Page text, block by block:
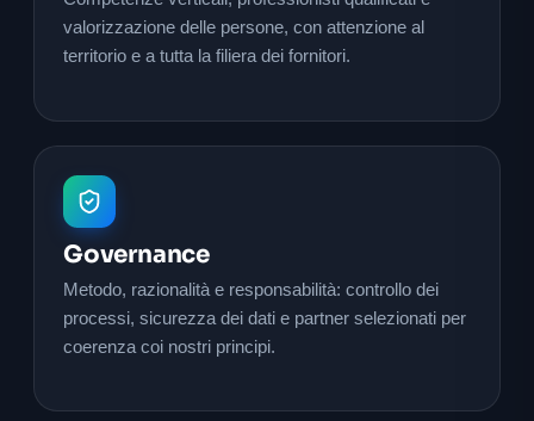
valorizzazione delle persone, con attenzione al
territorio e a tutta la filiera dei fornitori.
Governance
Metodo, razionalità e responsabilità: controllo dei
processi, sicurezza dei dati e partner selezionati per
coerenza coi nostri principi.